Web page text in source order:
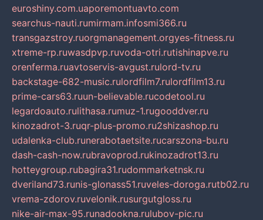
euroshiny.com.uaporemontuavto.com
searchus-nauti.rumirmam.infosmi366.ru
transgazstroy.ruorgmanagement.orgyes-fitness.ru
xtreme-rp.ruwasdpvp.ruvoda-otri.rutishinapve.ru
orenferma.ruavtoservis-avgust.rulord-tv.ru
backstage-682-music.rulordfilm7.rulordfilm13.ru
prime-cars63.ruun-believable.rucodetool.ru
legardoauto.rulithasa.rumuz-1.rugooddver.ru
kinozadrot-3.ruqr-plus-promo.ru2shizashop.ru
udalenka-club.runerabotaetsite.rucarszona-bu.ru
dash-cash-now.rubravoprod.rukinozadrot13.ru
hotteygroup.rubagira31.rudommarketnsk.ru
dveriland73.runis-glonass51.ruveles-doroga.rutb02.ru
vrema-zdorov.ruvelonik.rusurgutgloss.ru
nike-air-max-95.runadookna.rulubov-pic.ru